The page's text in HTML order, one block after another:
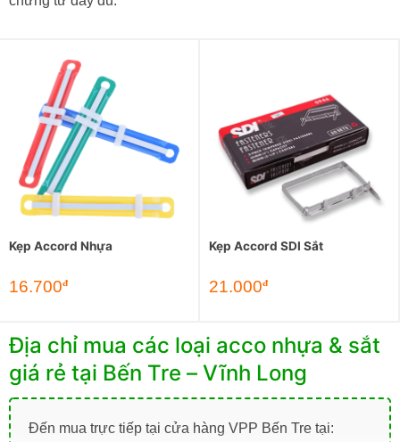
Kẹp Accord Nhựa
16.700đ
Kẹp Accord SDI Sắt
21.000đ
Địa chỉ mua các loại acco nhựa & sắt
giá rẻ tại Bến Tre – Vĩnh Long
Đến mua trực tiếp tại cửa hàng VPP Bến Tre tại: